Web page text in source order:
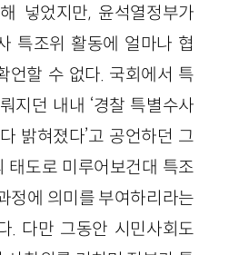
넣었지만, 윤석열정부가
특조위 활동에 얼마나 협
언할 수 없다. 국회에서 특
지던 내내 ‘경찰 특별수사
밝혀졌다’고 공언하던 그
태도로 미루어보건대 특조
정에 의미를 부여하리라는
. 다만 그동안 시민사회도